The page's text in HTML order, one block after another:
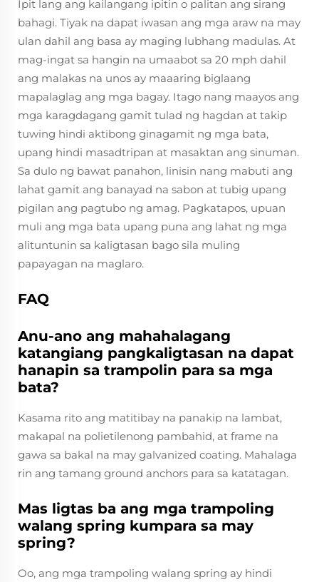
Ipit lang ang kailangang ipitin o palitan ang sirang
bahagi. Tiyak na dapat iwasan ang mga araw na may
ulan dahil ang basa ay maging lubhang madulas. At
mag-ingat sa hangin na umaabot sa 20 mph dahil
ang malakas na unos ay maaaring biglaang
mapalaglag ang mga bagay. Itago nang maayos ang
mga karagdagang gamit tulad ng hagdan at takip
tuwing hindi aktibong ginagamit ng mga bata,
upang hindi masadtripan at masaktan ang sinuman.
Sa dulo ng bawat panahon, linisin nang mabuti ang
lahat gamit ang banayad na sabon at tubig upang
pigilan ang pagtubo ng amag. Pagkatapos, upuan
muli ang mga bata upang puna ang lahat ng mga
alituntunin sa kaligtasan bago sila muling
papayagan na maglaro.
FAQ
Anu-ano ang mahahalagang
katangiang pangkaligtasan na dapat
hanapin sa trampolin para sa mga
bata?
Kasama rito ang matitibay na panakip na lambat,
makapal na polietilenong pambahid, at frame na
gawa sa bakal na may galvanized coating. Mahalaga
rin ang tamang ground anchors para sa katatagan.
Mas ligtas ba ang mga trampoling
walang spring kumpara sa may
spring?
Oo, ang mga trampoling walang spring ay hindi